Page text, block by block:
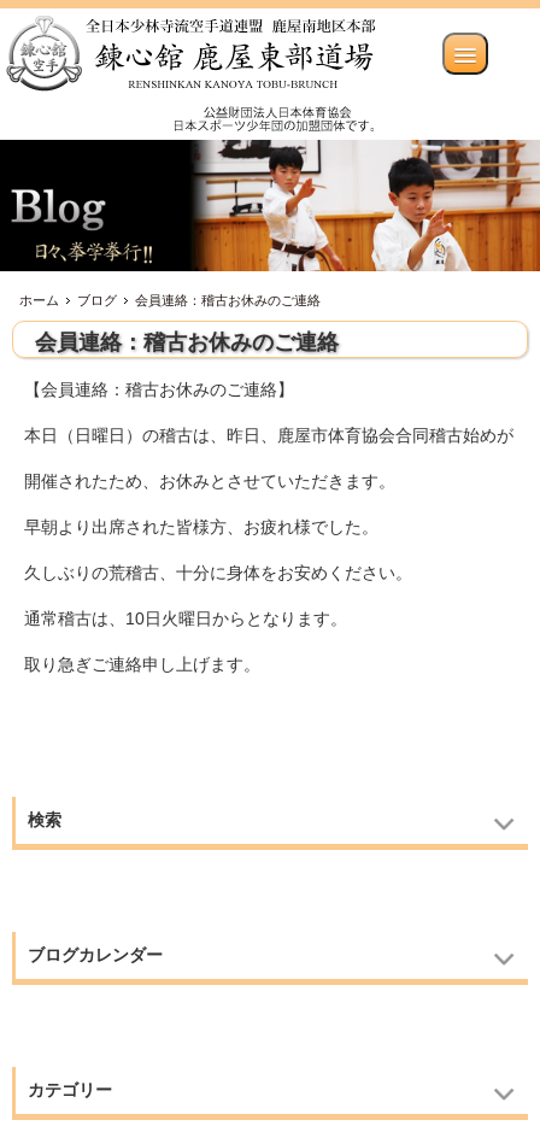
ホーム ブログ 会員連絡：稽古お休みのご連絡
会員連絡：稽古お休みのご連絡
【会員連絡：稽古お休みのご連絡】
本日（日曜日）の稽古は、昨日、鹿屋市体育協会合同稽古始めが
開催されたため、お休みとさせていただきます。
早朝より出席された皆様方、お疲れ様でした。
久しぶりの荒稽古、十分に身体をお安めください。
通常稽古は、10日火曜日からとなります。
取り急ぎご連絡申し上げます。
検索
ブログカレンダー
カテゴリー